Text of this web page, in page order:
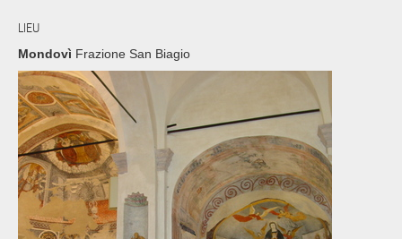
LIEU
Mondovì Frazione San Biagio